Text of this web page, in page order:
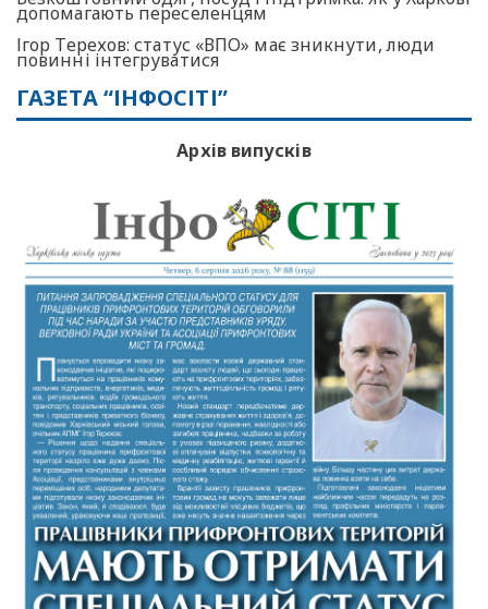
допомагають переселенцям
Ігор Терехов: статус «ВПО» має зникнути, люди
повинні інтегруватися
ГАЗЕТА “ІНФОСІТІ”
Архів випусків